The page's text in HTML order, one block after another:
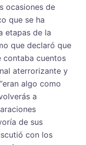
ocasiones de
que se ha
etapas de la
que declaró que
contaba cuentos
aterrorizante y
algo como
a
de sus
con los